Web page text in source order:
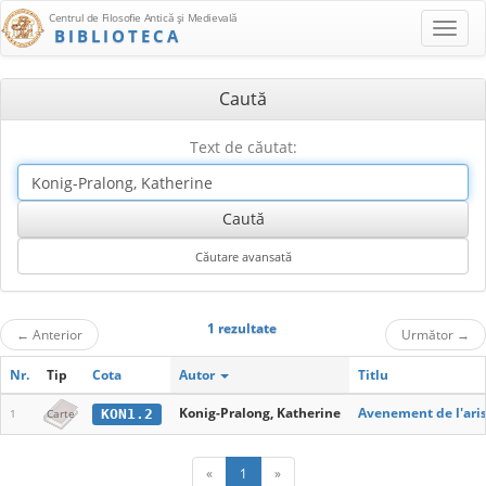
Centrul de Filosofie Antică şi Medievală
BIBLIOTECA
Caută
Text de căutat:
← Anterior 1 rezultate Următor →
Nr. Tip Cota Autor Titlu
1 Carte KON1.2 Konig-Pralong, Katherine Avenement de
« 1 »